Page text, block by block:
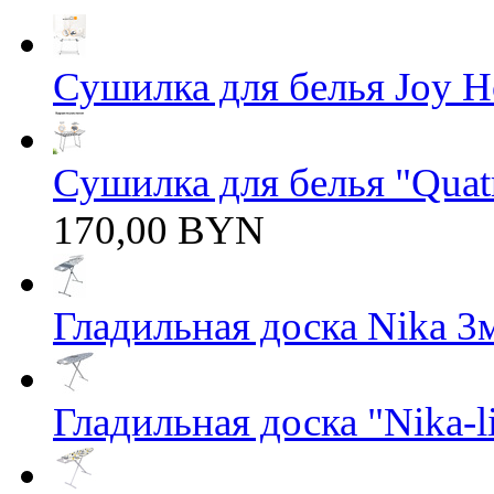
Сушилка для белья Joy
Сушилка для белья
170,00 BYN
Гладильная доска Nika
Гладильная доска